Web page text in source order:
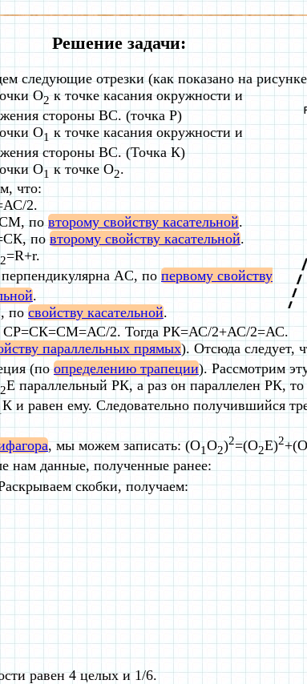
Решение задачи:
следующие отрезки (как показано на
О2к точке касания окружности и
стороны ВС. (точка Р)
О1 к точке касания окружности и
стороны ВС. (Точка К)
О1к точке О2.
что:
2.
повторому свойству касательной.
повторому свойству касательной.
2=R+r.
AC, по первому свойству
.
посвойству касательной.
СР=СК=СМ=АС/2. Тогда РК=АС/2+АС/2=АС.
параллельных прямых). Отсюда следует,
(поопределению трапеции). Рассмотрим
2Е параллельный РК, а раз он параллелен РК,
К и равен ему. Следовательно получившийся
, мы можем записать: (O1O2)2=(O2Е)2+(O
нам данные, полученные ранее:
скобки, получаем:
равен 4 целых и 1/6.